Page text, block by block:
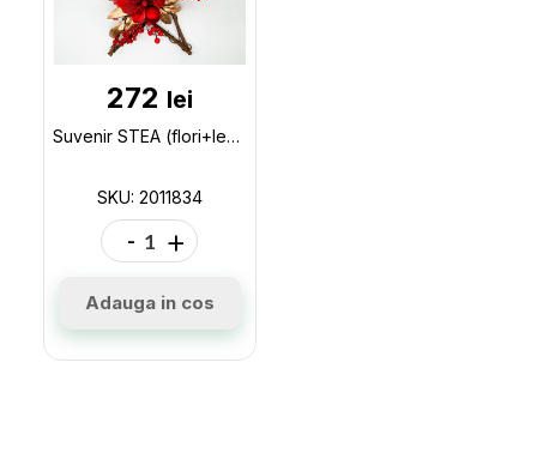
272 lei
Suvenir STEA (flori+lemn) 2011834
SKU: 2011834
- +
Adauga in cos